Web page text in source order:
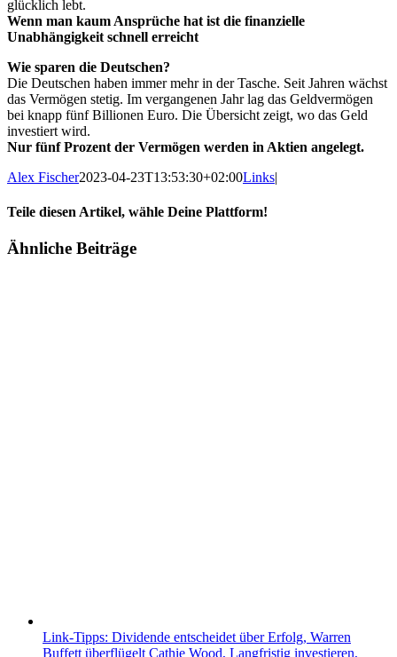
glücklich lebt.
Wenn man kaum Ansprüche hat ist die finanzielle
Unabhängigkeit schnell erreicht
Wie sparen die Deutschen?
Die Deutschen haben immer mehr in der Tasche. Seit Jahren wächst
das Vermögen stetig. Im vergangenen Jahr lag das Geldvermögen
bei knapp fünf Billionen Euro. Die Übersicht zeigt, wo das Geld
investiert wird.
Nur fünf Prozent der Vermögen werden in Aktien angelegt.
Alex Fischer2023-04-23T13:53:30+02:00Links|
Teile diesen Artikel, wähle Deine Plattform!
Facebook
Twitter
Reddit
LinkedIn
Tumblr
Pinterest
Vk
E-
Ähnliche Beiträge
Link-Tipps: Dividende entscheidet über Erfolg, Warren
Buffett überflügelt Cathie Wood, Langfristig investieren,